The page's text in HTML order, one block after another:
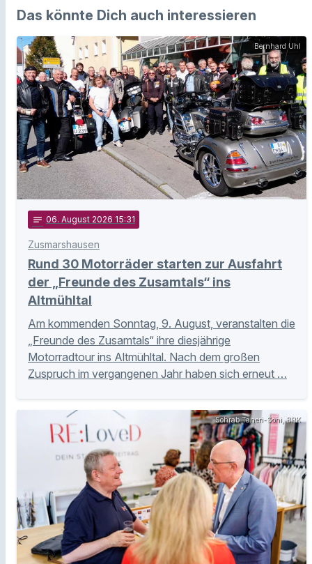
Das könnte Dich auch interessieren
Bernhard Uhl
notes 06. August 2026 15:31
Zusmarshausen
Rund 30 Motorräder starten zur Ausfahrt
der „Freunde des Zusamtals“ ins
Altmühltal
Am kommenden Sonntag, 9. August, veranstalten die
„Freunde des Zusamtals“ ihre diesjährige
Motorradtour ins Altmühltal. Nach dem großen
Zuspruch im vergangenen Jahr haben sich erneut …
Sohrab Taheri-Sohi, BRK